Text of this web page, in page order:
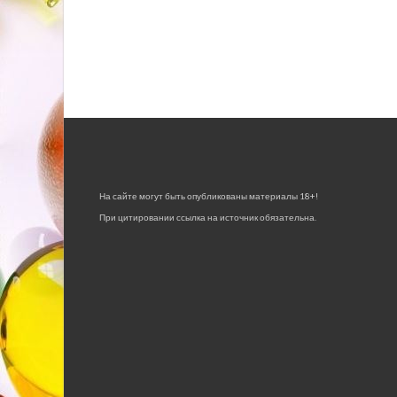
На сайте могут быть опубликованы материалы 18+!
При цитировании ссылка на источник обязательна.